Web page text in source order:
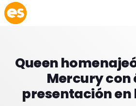
play_arrow EMISIÓN LA PAZ
play_arrow EMISIÓN COCHABAMBA
Queen
Mercury con
presentación en